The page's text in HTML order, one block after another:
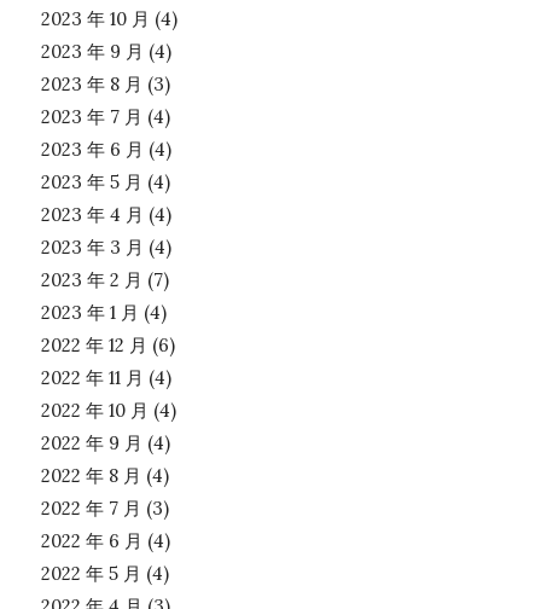
2023 年 10 月 (4)
2023 年 9 月 (4)
2023 年 8 月 (3)
2023 年 7 月 (4)
2023 年 6 月 (4)
2023 年 5 月 (4)
2023 年 4 月 (4)
2023 年 3 月 (4)
2023 年 2 月 (7)
2023 年 1 月 (4)
2022 年 12 月 (6)
2022 年 11 月 (4)
2022 年 10 月 (4)
2022 年 9 月 (4)
2022 年 8 月 (4)
2022 年 7 月 (3)
2022 年 6 月 (4)
2022 年 5 月 (4)